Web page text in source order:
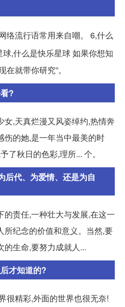
络流行语常用来自嘲。 6,什么
,什么是快乐星球 如果你想知
就带你研究”。
?
,天真烂漫又风姿绰约,热情奔
伤的她,是一年当中最美的时
了秋日的色彩,理所... 个。
后代、为爱情、还是为自
的责任,一种壮大与发展,在这一
所纪念的价值和意义。当然,要
生命,要努力成就人...
才知道的?
很精彩,外面的世界也很无奈!